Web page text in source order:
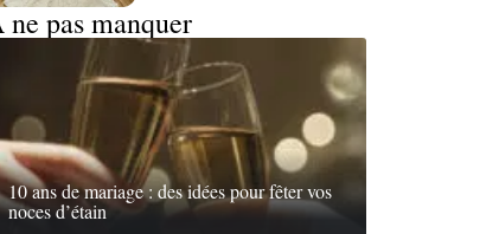
ne pas manquer
10 ans de mariage : des idées pour fêter vos
noces d’étain